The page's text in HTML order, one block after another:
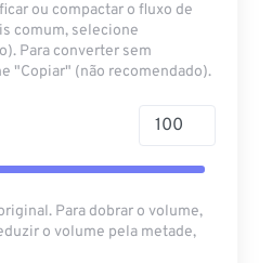
ou compactar o fluxo de
comum, selecione
Para converter sem
"Copiar" (não recomendado).
Para dobrar o volume,
o volume pela metade,